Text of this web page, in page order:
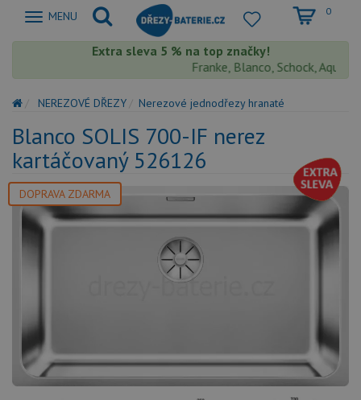
Zobrazit
MENU 0
Extra sleva 5 % na top značky!
Franke, Blanco, Schock,
NEREZOVÉ DŘEZY Nerezové jednodřezy hranaté
Blanco SOLIS 700-IF nerez
kartáčovaný 526126
DOPRAVA ZDARMA